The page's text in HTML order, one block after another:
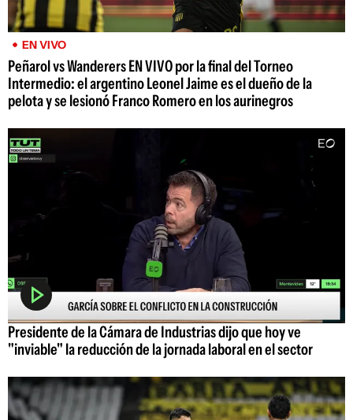
EN VIVO
Peñarol vs Wanderers EN VIVO por la final del Torneo
Intermedio: el argentino Leonel Jaime es el dueño de la
pelota y se lesionó Franco Romero en los aurinegros
Presidente de la Cámara de Industrias dijo que hoy ve
"inviable" la reducción de la jornada laboral en el sector